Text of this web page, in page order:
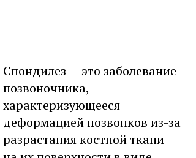
Спондилез — это заболевание
позвоночника,
характеризующееся
деформацией позвонков из-за
разрастания костной ткани